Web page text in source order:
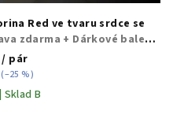
Red ve tvaru srdce se
zdarma + Dárkové balení
/ pár
(–25 %)
B